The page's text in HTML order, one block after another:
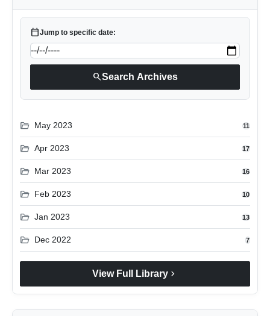
calendar_todayJump to specific date:
searchSearch Archives
folder_open May 2023 11
folder_open Apr 2023 17
folder_open Mar 2023 16
folder_open Feb 2023 10
folder_open Jan 2023 13
folder_open Dec 2022 7
View Full Library chevron_right